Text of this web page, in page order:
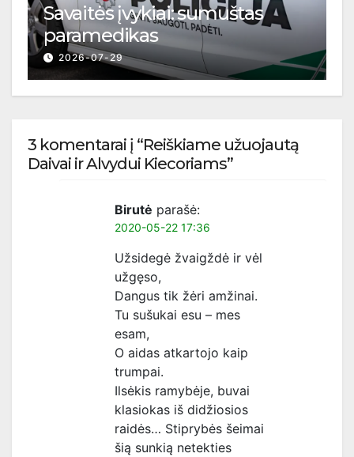
Savaitės įvykiai: sumuštas
paramedikas
2026-07-29
3 komentarai į “Reiškiame užuojautą
Daivai ir Alvydui Kiecoriams”
Birutė parašė:
2020-05-22 17:36
Užsidegė žvaigždė ir vėl
užgęso,
Dangus tik žėri amžinai.
Tu sušukai esu – mes
esam,
O aidas atkartojo kaip
trumpai.
Ilsėkis ramybėje, buvai
klasiokas iš didžiosios
raidės… Stiprybės šeimai
šią sunkią netekties